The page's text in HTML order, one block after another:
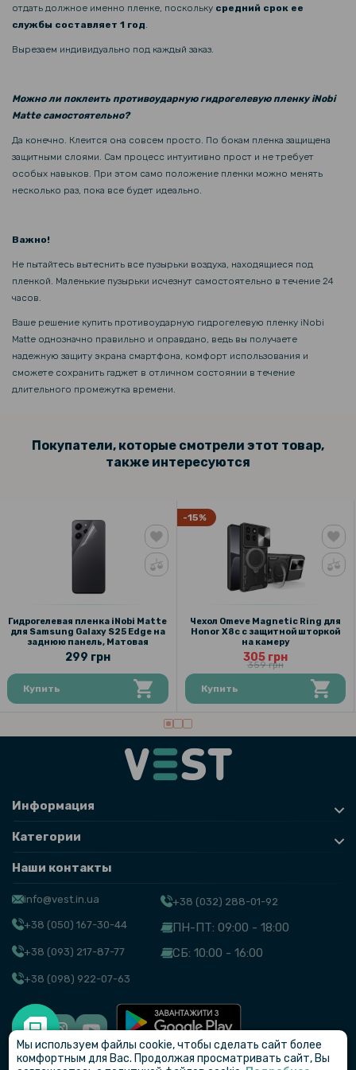
Противоударный чехол - накладка Acryl Armor Shell Motorola Moto
G24, Black
Чехол - накладка Carbon для Motorola Moto G05 / Moto E15
отдать должное именно пленке, поскольку средний срок ее
службы составляет 1 год.
Вырезаем индивидуально под каждый заказ.
Можно ли поклеить противоударную гидрогелевую пленку iNobi
Matte самостоятельно?
Да конечно. Клеится она совсем просто. По бокам пленка защищена
защитными слоями. Сам процесс интуитивно прост и не требует
особых навыков. При этом само положение пленки можно менять
несколько раз, пока все будет идеально.
Важно!
Не пытайтесь вытеснить все пузырьки воздуха, находящиеся под
пленкой. Маленькие пузырьки исчезнут самостоятельно в течение 24
часов.
Ваше решение купить противоударную гидрогелевую пленку iNobi
Matte однозначно правильно и оправдано, ведь вы получаете
надежную защиту экрана смартфона, комфорт использования и
сможете сохранить гаджет в отличном состоянии в течение
длительного промежутка времени.
Покупатели, которые смотрели этот товар,
также интересуются
Гидрогелевая пленка iNobi Matte
для Samsung Galaxy S25 Edge на
заднюю панель, Матовая
299 грн
Купить
-15%
Чехол Omeve Magnetic Ring для
Honor X8c с защитной шторкой
на камеру
305 грн
359 грн
Купить
Информация
Категории
Наши контакты
info@vest.in.ua
+38 (050) 167-30-44
+38 (093) 217-87-77
+38 (098) 922-07-63
+38 (032) 288-01-92
ПН-ПТ: 09:00 - 18:00
СБ: 10:00 - 16:00
© VEST
Мы используем файлы cookie, чтобы сделать сайт более
комфортным для Вас. Продолжая просматривать сайт, Вы